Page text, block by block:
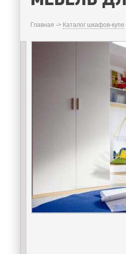
Главная -> Каталог шкафов-купе